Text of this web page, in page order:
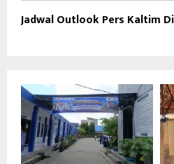
Jadwal Outlook Pers Kaltim